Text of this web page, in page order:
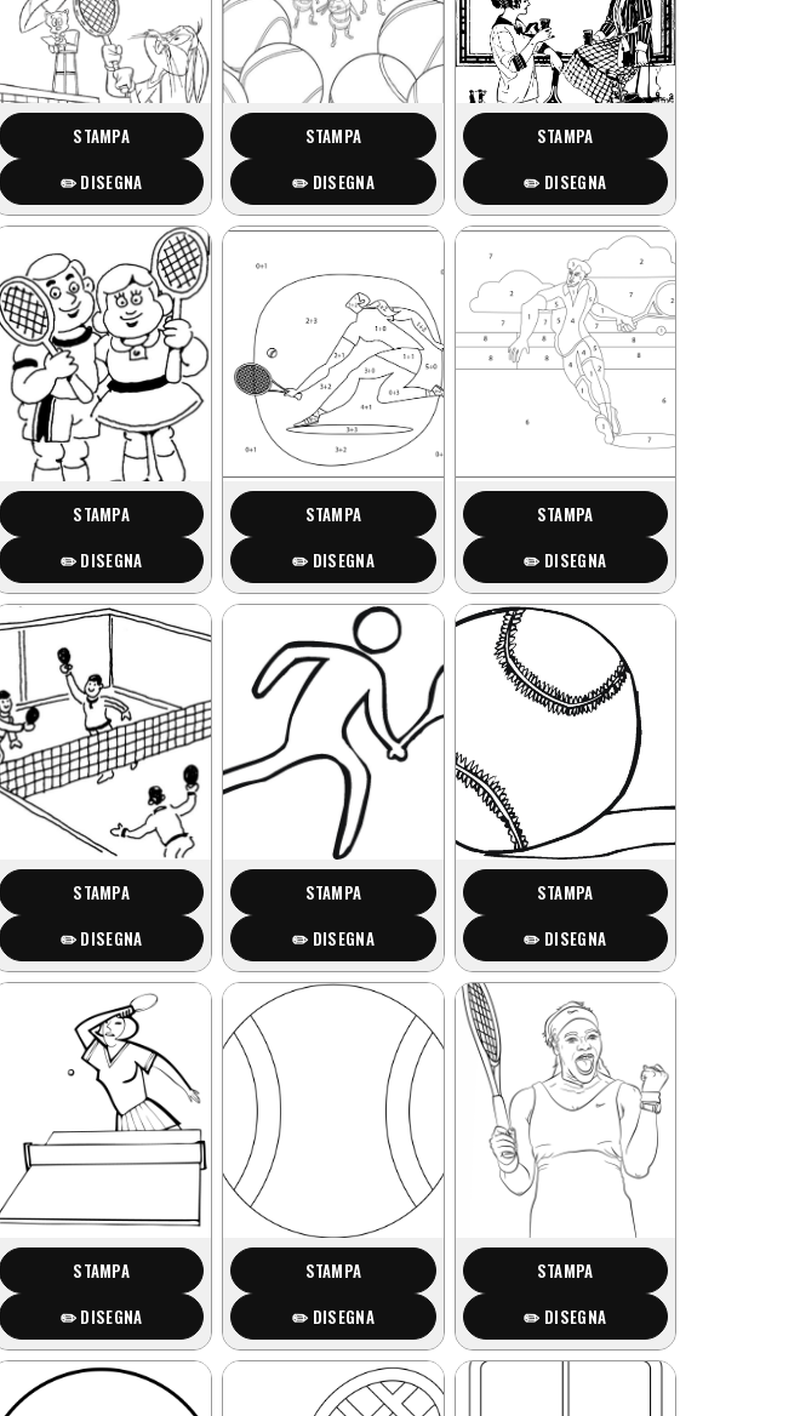
STAMPA
✏️ DISEGNA
STAMPA
✏️ DISEGNA
STAMPA
✏️ DISEGNA
STAMPA
✏️ DISEGNA
STAMPA
✏️ DISEGNA
STAMPA
✏️ DISEGNA
STAMPA
✏️ DISEGNA
STAMPA
✏️ DISEGNA
STAMPA
✏️ DISEGNA
STAMPA
✏️ DISEGNA
STAMPA
✏️ DISEGNA
STAMPA
✏️ DISEGNA